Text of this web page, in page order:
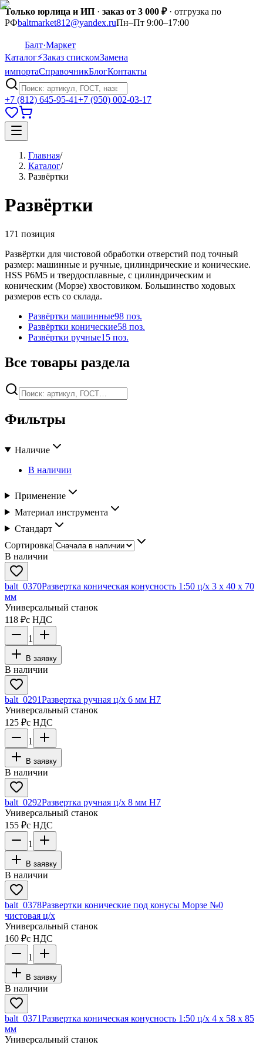
Только юрлица и ИП · заказ от 3 000 ₽· отгрузка по
РФbaltmarket812@yandex.ruПн–Пт 9:00–17:00
Балт·Маркет
Каталог⚡Заказ спискомЗамена
импортаСправочникБлогКонтакты
+7 (812) 645-95-41+7 (950) 002-03-17
Главная/
Каталог/
Развёртки
Развёртки
171 позиция
Развёртки для чистовой обработки отверстий под точный
размер: машинные и ручные, цилиндрические и конические.
HSS Р6М5 и твердосплавные, с цилиндрическим и
коническим (Морзе) хвостовиком. Большинство ходовых
размеров есть со склада.
Развёртки машинные98 поз.
Развёртки конические58 поз.
Развёртки ручные15 поз.
Все товары раздела
Фильтры
Наличие
В наличии
Применение
Материал инструмента
Стандарт
Сортировка
В наличии
balt_0370Развертка коническая конусность 1:50 ц/х 3 х 40 х 70
мм
Универсальный станок
118 ₽с НДС
1
В заявку
В наличии
balt_0291Развертка ручная ц/х 6 мм Н7
Универсальный станок
125 ₽с НДС
1
В заявку
В наличии
balt_0292Развертка ручная ц/х 8 мм Н7
Универсальный станок
155 ₽с НДС
1
В заявку
В наличии
balt_0378Развертки конические под конусы Морзе №0
чистовая ц/х
Универсальный станок
160 ₽с НДС
1
В заявку
В наличии
balt_0371Развертка коническая конусность 1:50 ц/х 4 х 58 х 85
мм
Универсальный станок